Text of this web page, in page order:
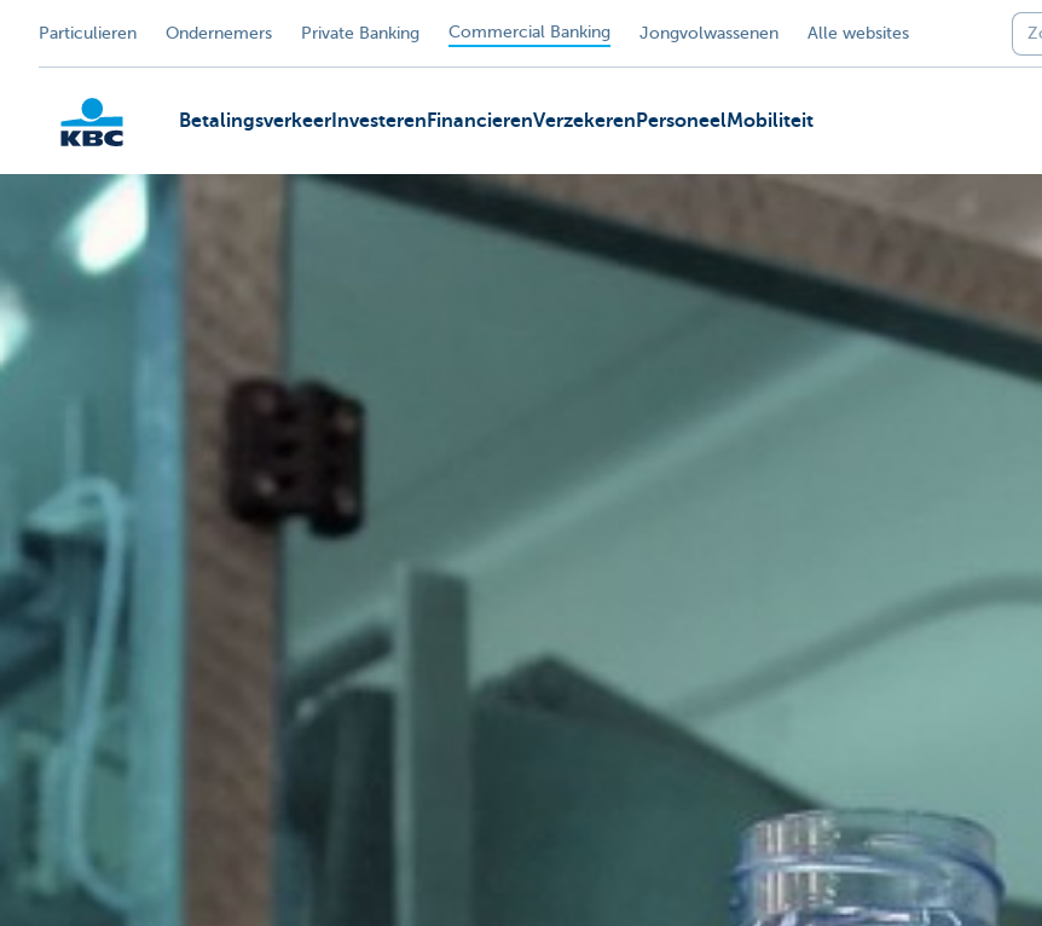
Particulieren Ondernemers Private Banking Commercial Banking Jongvolwassenen Alle websites
KBC
Betalingsverkeer Investeren FinancierenVerzekeren PersoneelMobiliteit